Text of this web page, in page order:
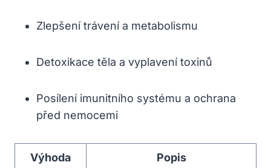
Zlepšení‍ trávení a ⁣metabolismu
Detoxikace⁢ těla a vyplavení toxinů
Posílení imunitního⁢ systému ⁤a ochrana
před​ nemocemi
Výhoda Popis